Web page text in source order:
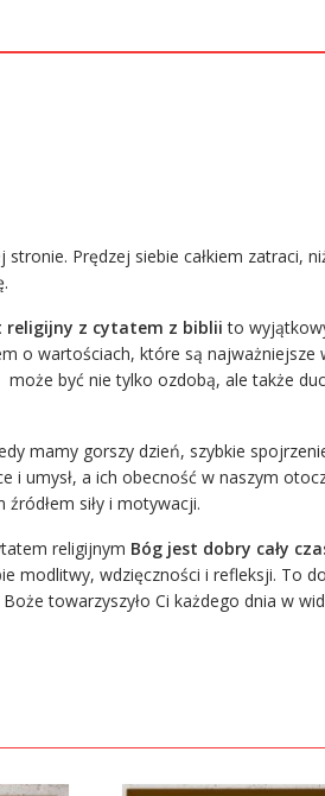
Prędzej siebie całkiem zatraci,
religijny z cytatem z biblii to
o wartościach, które są najważniejsze
być nie tylko ozdobą, ale także
mamy gorszy dzień, szybkie
umysł, a ich obecność w naszym
siły i motywacji.
religijnym Bóg jest dobry cały
wdzięczności i refleksji. To
towarzyszyło Ci każdego dnia w